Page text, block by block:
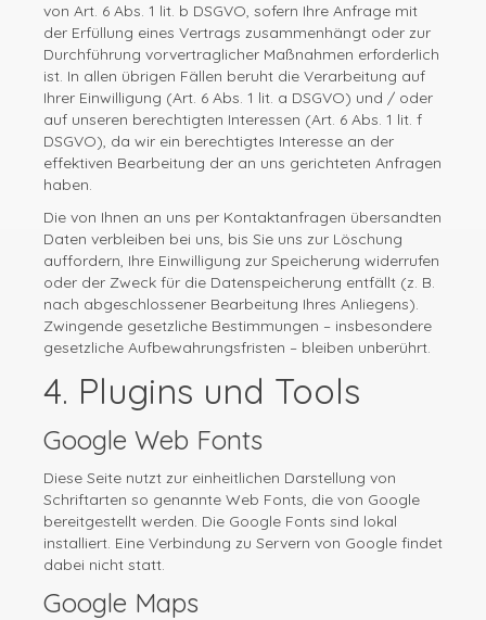
von Art. 6 Abs. 1 lit. b DSGVO, sofern Ihre Anfrage mit
der Erfüllung eines Vertrags zusammenhängt oder zur
Durchführung vorvertraglicher Maßnahmen erforderlich
ist. In allen übrigen Fällen beruht die Verarbeitung auf
Ihrer Einwilligung (Art. 6 Abs. 1 lit. a DSGVO) und / oder
auf unseren berechtigten Interessen (Art. 6 Abs. 1 lit. f
DSGVO), da wir ein berechtigtes Interesse an der
effektiven Bearbeitung der an uns gerichteten Anfragen
haben.
Die von Ihnen an uns per Kontaktanfragen übersandten
Daten verbleiben bei uns, bis Sie uns zur Löschung
auffordern, Ihre Einwilligung zur Speicherung widerrufen
oder der Zweck für die Datenspeicherung entfällt (z. B.
nach abgeschlossener Bearbeitung Ihres Anliegens).
Zwingende gesetzliche Bestimmungen – insbesondere
gesetzliche Aufbewahrungsfristen – bleiben unberührt.
4. Plugins und Tools
Google Web Fonts
Diese Seite nutzt zur einheitlichen Darstellung von
Schriftarten so genannte Web Fonts, die von Google
bereitgestellt werden. Die Google Fonts sind lokal
installiert. Eine Verbindung zu Servern von Google findet
dabei nicht statt.
Google Maps